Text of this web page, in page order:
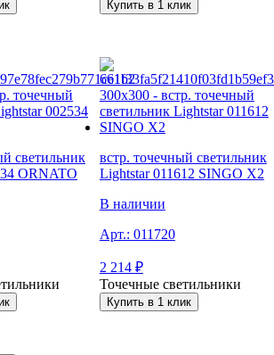
Купить в 1 клик
светильник
ORNATO
встр. точечный светильник
Lightstar 011612 SINGO X2
В наличии
Арт.: 011720
2 214 ₽
Точечные светильники
Купить в 1 клик